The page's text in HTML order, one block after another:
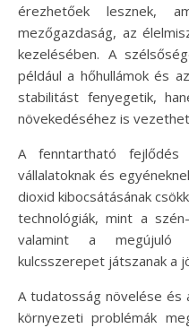
érezhetőek lesznek,
mezőgazdaság, az
kezelésében. A
például a hőhullámok és
stabilitást fenyegetik,
növekedéséhez is
A fenntartható fejlődés
vállalatoknak és
dioxid kibocsátásának
technológiák, mint a
valamint a megújuló
kulcsszerepet játszanak a
A tudatosság növelése és
környezeti problémák